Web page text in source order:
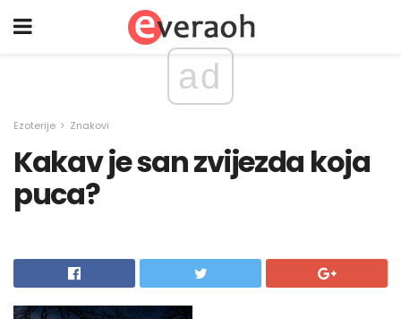
ad
Ezoterije Znakovi
Kakav je san zvijezda koja
puca?